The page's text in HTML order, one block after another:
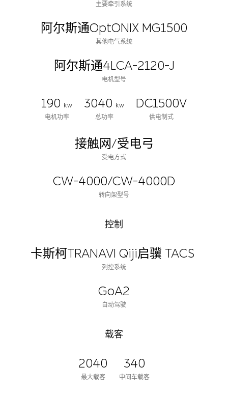
主要牵引系统
阿尔斯通OptONIX MG1500
其他电气系统
阿尔斯通4LCA-2120-J
电机型号
190
kw
电机功率
3040
kw
总功率
DC1500V
供电制式
接触网/受电弓
受电方式
CW-4000/CW-4000D
转向架型号
控制
卡斯柯TRANAVI Qiji启骥 TACS
列控系统
GoA2
自动驾驶
载客
2040
最大载客
340
中间车载客